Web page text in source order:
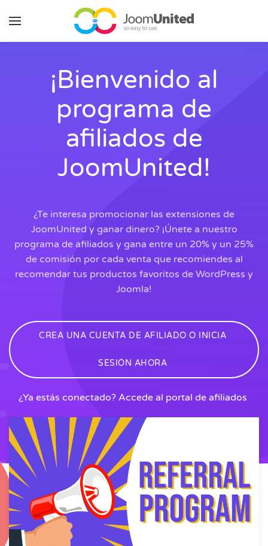
Saltar al contenido principal
¡Bienvenido al
programa de
afiliados de
JoomUnited!
¿Te interesa promocionar las extensiones de
JoomUnited y ganar dinero? ¡Únete a nuestro
programa de afiliados y gana entre un 20% y un 25%
de comisión por cada venta que recomiendes al
recomendar tus productos favoritos de WordPress y
Joomla!
CREA UNA CUENTA DE AFILIADO O INICIA
SESIÓN AHORA
¿Ya estás conectado? Accede al portal de afiliados